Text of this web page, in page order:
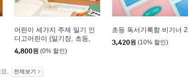
어린이 세가지 주제 일기 인
디고어린이 (일기장, 초등,
2개월)
4,800원 (0% 할인)
초등 독서기록함 비기너 2
3,420원 (10% 할인)
. 전체보기